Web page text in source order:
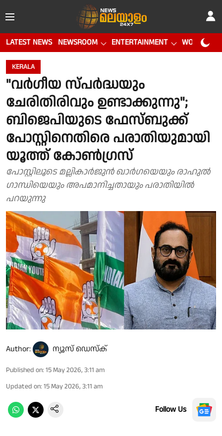
LATEST NEWS NEWSROOM ENTERTAINMENT WORLD CUP
KERALA
"വർഗീയ സ്പർദ്ധയും
ചേരിതിരിവും ഉണ്ടാക്കുന്നു";
ബിജെപിയുടെ ഫേസ്ബുക്ക്
പോസ്റ്റിനെതിരെ പരാതിയുമായി
യൂത്ത് കോൺഗ്രസ്
പോസ്റ്റിലൂടെ മല്ലികാർജുൻ ഖാർഗയെയും രാഹുൽ
ഗാന്ധിയെയും അപമാനിച്ചതായും പരാതിയിൽ
പറയുന്നു
Author: ന്യൂസ് ഡെസ്ക്
Published on: 15 May 2026, 3:11 am
Updated on: 15 May 2026, 3:11 am
Follow Us